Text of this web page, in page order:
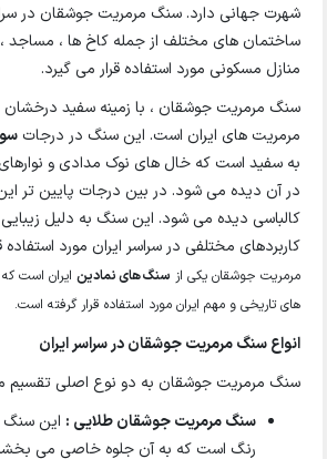
شهرت جهانی دارد. سنگ مرمریت جوشقان در
ساختمان های مختلف از جمله کاخ ها ، مساجد ،
منازل مسکونی مورد استفاده قرار می گیرد.
سنگ مرمریت جوشقان ، با زمینه سفید درخشان
مرمریت های ایران است. این سنگ در درجات
به سفید است که خال های نوک مدادی و
در آن دیده می شود. در بین درجات پایین تر
کالباسی دیده می شود. این سنگ به دلیل زیبایی
کاربردهای مختلفی در سراسر ایران مورد
مرمریت جوشقان یکی از سنگ های نمادین ایران است
های تاریخی و مهم ایران مورد استفاده قرار گرفته است.
انواعسنگ مرمریت جوشقان در سراسر ایران
سنگ مرمریت جوشقان به دو نوع اصلی تقسیم
سنگ مرمریت جوشقان طلایی : این سنگ
رنگ است که به آن جلوه خاصی می